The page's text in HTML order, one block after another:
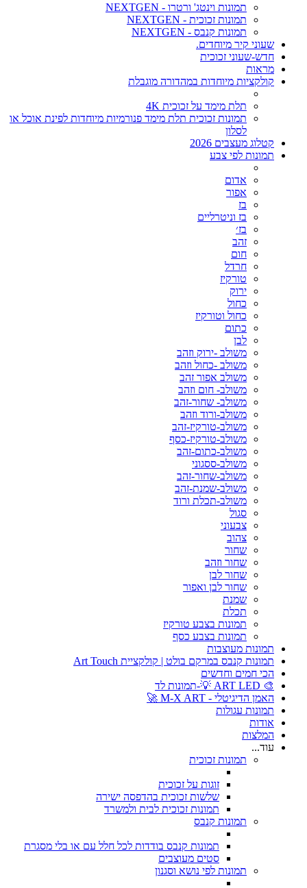
תמונות וינטג' ורטרו - NEXTGEN
תמונות זכוכית - NEXTGEN
תמונות קנבס - NEXTGEN
שעוני קיר מיוחדים.
חדש-שעוני זכוכית
מראות
קולקציות מיוחדות במהדורה מוגבלת
תלת מימד על זכוכית 4K
תמונות זכוכית תלת מימד פנורמיות מיוחדות לפינת אוכל או
לסלון
קטלוג מעצבים 2026
תמונות לפי צבע
אדום
אפור
בז
בז וניטרליים
בז׳
זהב
חום
חרדל
טורקיז
ירוק
כחול
כחול וטורקיז
כתום
לבן
משולב -ירוק וזהב
משולב -כחול וזהב
משולב אפור זהב
משולב- חום וזהב
משולב- שחור-זהב
משולב-ורוד וזהב
משולב-טורקיז-זהב
משולב-טורקיז-כסף
משולב-כתום-זהב
משולב-ססגוני
משולב-שחור-זהב
משולב-שמנת-זהב
משולב-תכלת ורוד
סגול
צבעוני
צהוב
שחור
שחור וזהב
שחור לבן
שחור לבן ואפור
שמנת
תכלת
תמונות בצבע טורקיז
תמונות בצבע כסף
תמונות מעוצבות
תמונות קנבס במרקם בולט | קולקציית Art Touch
הכי חמים וחדשים
🎨 ART LED 💡-תמונות לד
האמן הדיגיטלי - M-X ART 🚀
תמונות עגולות
אודות
המלצות
עוד...
תמונות זכוכית
זוגות על זכוכית
שלשות זכוכית בהדפסה ישירה
תמונות זכוכית לבית ולמשרד
תמונות קנבס
תמונות קנבס בודדות לכל חלל עם או בלי מסגרת
סטים מעוצבים
תמונות לפי נושא וסגנון